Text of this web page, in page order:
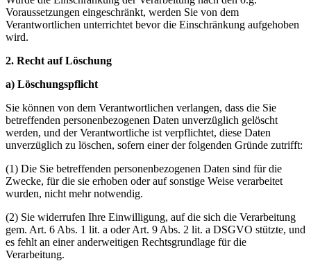
Voraussetzungen eingeschränkt, werden Sie von dem
Verantwortlichen unterrichtet bevor die Einschränkung aufgehoben
wird.
2. Recht auf Löschung
a) Löschungspflicht
Sie können von dem Verantwortlichen verlangen, dass die Sie
betreffenden personenbezogenen Daten unverzüglich gelöscht
werden, und der Verantwortliche ist verpflichtet, diese Daten
unverzüglich zu löschen, sofern einer der folgenden Gründe zutrifft:
(1) Die Sie betreffenden personenbezogenen Daten sind für die
Zwecke, für die sie erhoben oder auf sonstige Weise verarbeitet
wurden, nicht mehr notwendig.
(2) Sie widerrufen Ihre Einwilligung, auf die sich die Verarbeitung
gem. Art. 6 Abs. 1 lit. a oder Art. 9 Abs. 2 lit. a DSGVO stützte, und
es fehlt an einer anderweitigen Rechtsgrundlage für die
Verarbeitung.